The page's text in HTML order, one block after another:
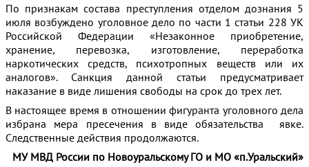
По признакам состава преступления отделом дознания 5
июля возбуждено уголовное дело по части 1 статьи 228 УК
Российской Федерации «Незаконное приобретение,
хранение, перевозка, изготовление, переработка
наркотических средств, психотропных веществ или их
аналогов». Санкция данной статьи предусматривает
наказание в виде лишения свободы на срок до трех лет.
В настоящее время в отношении фигуранта уголовного дела
избрана мера пресечения в виде обязательства явке.
Следственные действия продолжаются.
МУ МВД России по Новоуральскому ГО и МО «п.Уральский»